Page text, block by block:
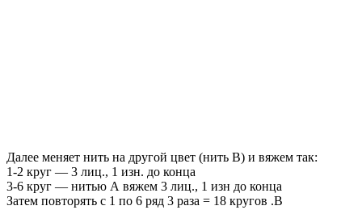
Далее меняет нить на другой цвет (нить В) и вяжем так:
1-2 круг — 3 лиц., 1 изн. до конца
3-6 круг — нитью А вяжем 3 лиц., 1 изн до конца
Затем повторять с 1 по 6 ряд 3 раза = 18 кругов .В